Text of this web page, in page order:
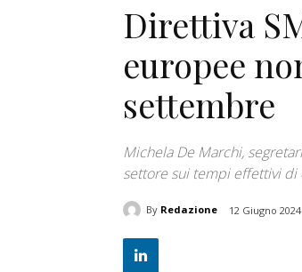
Direttiva
europee
settembre
Michela De Marchi,
settore sui tempi effettivi di
By Redazione 12 Giugno 2024